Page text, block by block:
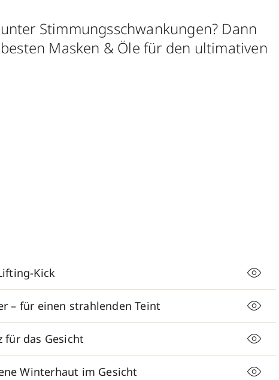
Stimmungsschwankungen? Dann
Masken & Öle für den ultimativen
Kick
– für einen strahlenden Teint
für das Gesicht
Winterhaut im Gesicht